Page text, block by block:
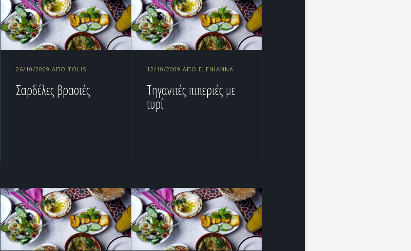
26/10/2009 ΑΠΌ TOLIS
Σαρδέλες βραστές
12/10/2009 ΑΠΌ ELENIANNA
Τηγανιτές πιπεριές με
τυρί